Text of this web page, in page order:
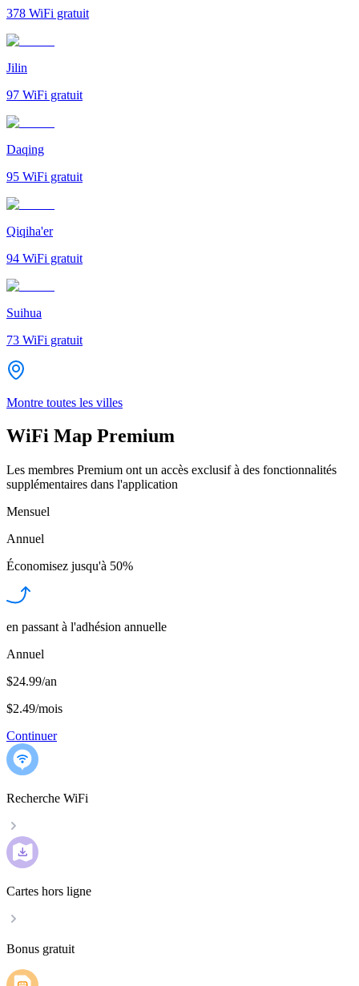
378 WiFi gratuit
Jilin
97 WiFi gratuit
Daqing
95 WiFi gratuit
Qiqiha'er
94 WiFi gratuit
Suihua
73 WiFi gratuit
Montre toutes les villes
WiFi Map Premium
Les membres Premium ont un accès exclusif à des fonctionnalités
supplémentaires dans l'application
Mensuel
Annuel
Économisez jusqu'à 50%
en passant à l'adhésion annuelle
Annuel
$24.99/an
$2.49/mois
Continuer
Recherche WiFi
Cartes hors ligne
Bonus gratuit